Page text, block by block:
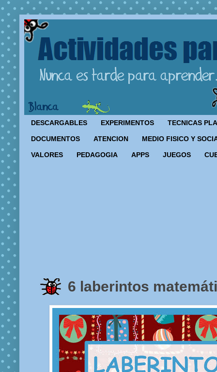
DESCARGABLES EXPERIMENTOS TECNICAS
DOCUMENTOS ATENCION MEDIO FISICO Y
VALORES PEDAGOGIA APPS JUEGOS
6 laberintos